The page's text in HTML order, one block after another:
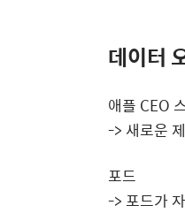
데이터
애플 CEO
-> 새로운
포드
-> 포드가